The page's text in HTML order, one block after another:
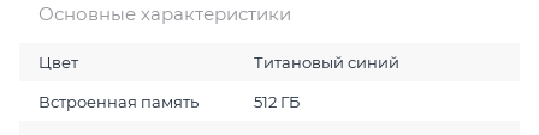
Основные характеристики
Цвет Титановый синий
Встроенная память 512 ГБ